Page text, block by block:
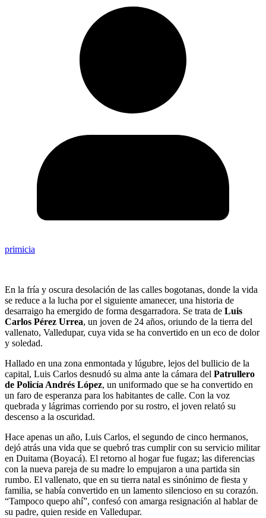
primicia
En la fría y oscura desolación de las calles bogotanas, donde la vida
se reduce a la lucha por el siguiente amanecer, una historia de
desarraigo ha emergido de forma desgarradora. Se trata de Luis
Carlos Pérez Urrea, un joven de 24 años, oriundo de la tierra del
vallenato, Valledupar, cuya vida se ha convertido en un eco de dolor
y soledad.
Hallado en una zona enmontada y lúgubre, lejos del bullicio de la
capital, Luis Carlos desnudó su alma ante la cámara del Patrullero
de Policía Andrés López, un uniformado que se ha convertido en
un faro de esperanza para los habitantes de calle. Con la voz
quebrada y lágrimas corriendo por su rostro, el joven relató su
descenso a la oscuridad.
Hace apenas un año, Luis Carlos, el segundo de cinco hermanos,
dejó atrás una vida que se quebró tras cumplir con su servicio militar
en Duitama (Boyacá). El retorno al hogar fue fugaz; las diferencias
con la nueva pareja de su madre lo empujaron a una partida sin
rumbo. El vallenato, que en su tierra natal es sinónimo de fiesta y
familia, se había convertido en un lamento silencioso en su corazón.
“Tampoco quepo ahí”, confesó con amarga resignación al hablar de
su padre, quien reside en Valledupar.